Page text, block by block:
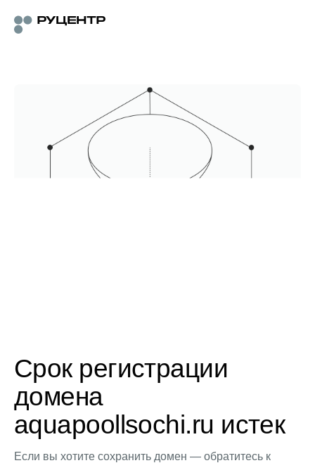
Срок регистрации
домена
aquapoollsochi.ru истек
Если вы хотите сохранить домен — обратитесь к